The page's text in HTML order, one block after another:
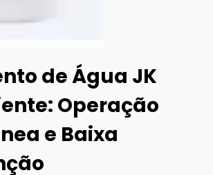
de Água JK
Operação
e Baixa